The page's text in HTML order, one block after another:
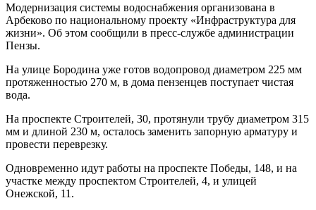
Модернизация системы водоснабжения организована в
Арбеково по национальному проекту «Инфраструктура для
жизни». Об этом сообщили в пресс-службе администрации
Пензы.
На улице Бородина уже готов водопровод диаметром 225 мм
протяженностью 270 м, в дома пензенцев поступает чистая
вода.
На проспекте Строителей, 30, протянули трубу диаметром 315
мм и длиной 230 м, осталось заменить запорную арматуру и
провести переврезку.
Одновременно идут работы на проспекте Победы, 148, и на
участке между проспектом Строителей, 4, и улицей
Онежской, 11.